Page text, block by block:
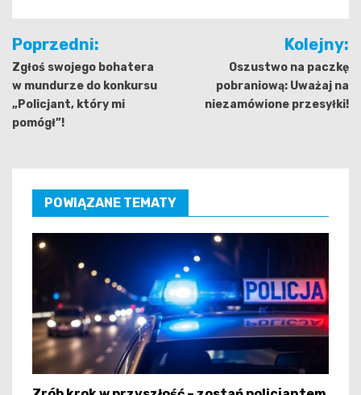
Nawigacja
wpisu
Poprzedni:
Zgłoś swojego bohatera
w mundurze do konkursu
„Policjant, który mi
pomógł”!
Kolejny:
Oszustwo na paczkę
pobraniową: Uważaj na
niezamówione przesyłki!
POWIĄZANE TEMATY